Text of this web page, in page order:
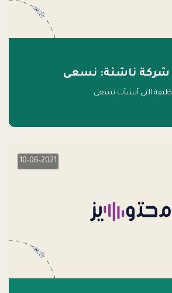
ناشئة: نسعى
التي أنشأت نسعى
10-06-2021